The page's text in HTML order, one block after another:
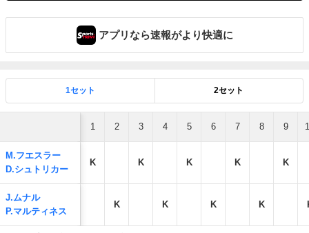
アプリなら速報がより快適に
1セット 2セット
1 2 3 4 5 6 7 8 9
M.フエスラー
D.シュトリカー
K K K K K
J.ムナル
P.マルティネス
K K K K